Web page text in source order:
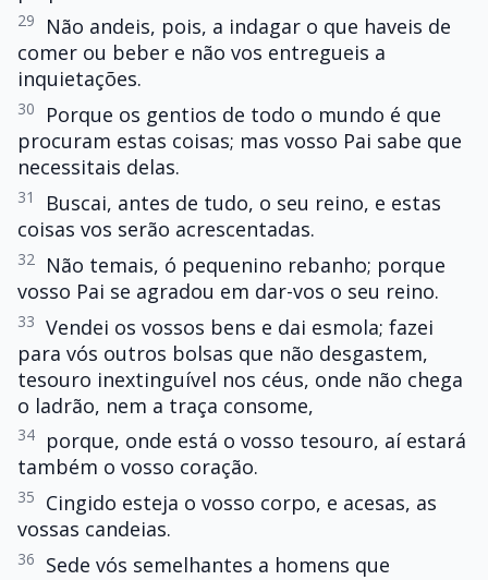
29
Não andeis, pois, a indagar o que haveis de
comer ou beber e não vos entregueis a
inquietações.
30
Porque os gentios de todo o mundo é que
procuram estas coisas; mas vosso Pai sabe que
necessitais delas.
31
Buscai, antes de tudo, o seu reino, e estas
coisas vos serão acrescentadas.
32
Não temais, ó pequenino rebanho; porque
vosso Pai se agradou em dar-vos o seu reino.
33 Vendei os vossos bens e dai esmola; fazei
para vós outros bolsas que não desgastem,
tesouro inextinguível nos céus, onde não chega
o ladrão, nem a traça consome,
34
porque, onde está o vosso tesouro, aí estará
também o vosso coração.
35
Cingido esteja o vosso corpo, e acesas, as
vossas candeias.
36
Sede vós semelhantes a homens que